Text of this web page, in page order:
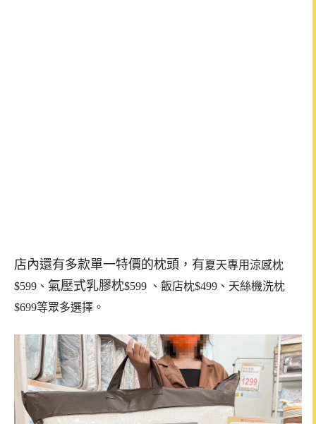
店內還有多款單一特價的枕頭，有夏天專用涼感枕
$599 、 氣壓式乳膠枕$599 、飯店枕$499、天絲機洗枕
$699等眾多選擇。